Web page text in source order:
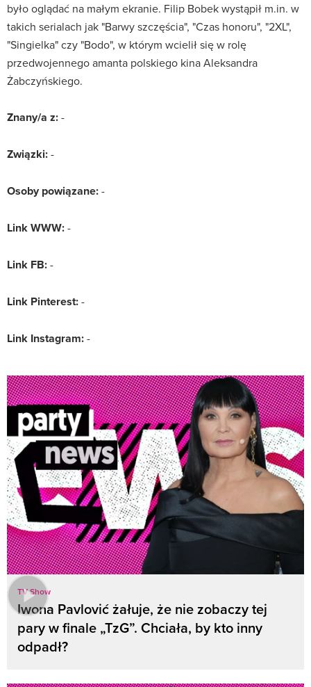
było oglądać na małym ekranie. Filip Bobek wystąpił m.in. w
takich serialach jak "Barwy szczęścia", "Czas honoru", "2XL",
"Singielka" czy "Bodo", w którym wcielił się w rolę
przedwojennego amanta polskiego kina Aleksandra
Żabczyńskiego.
Znany/a z:-
Związki:-
Osoby powiązane:-
Link WWW:-
Link FB:-
Link Pinterest:-
Link Instagram:-
TV Show
Iwona Pavlović żałuje, że nie zobaczy tej
pary w finale „TzG”. Chciała, by kto inny
odpadł?